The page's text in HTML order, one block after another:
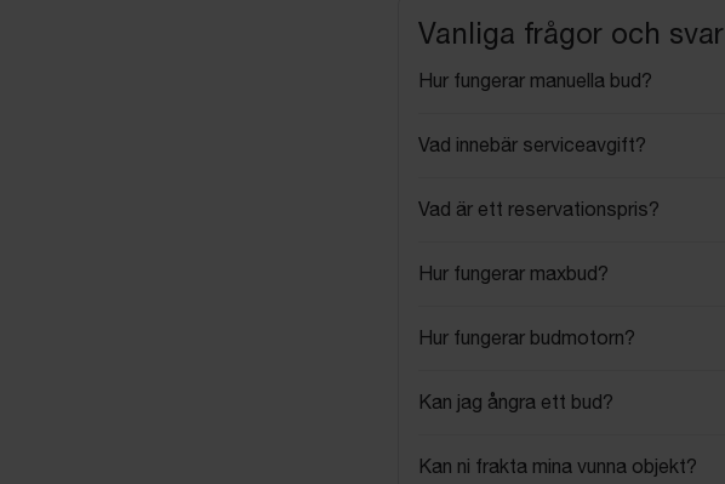
Vanliga frågor och svar
Hur fungerar manuella bud?
Vad innebär serviceavgift?
Vad är ett reservationspris?
Hur fungerar maxbud?
Hur fungerar budmotorn?
Kan jag ångra ett bud?
Kan ni frakta mina vunna objekt?